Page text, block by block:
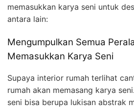
memasukkan karya seni untuk
antara lain:
Mengumpulkan Semua
Memasukkan Karya Seni
Supaya interior rumah terlihat
rumah akan memasang karya
seni bisa berupa lukisan abstrak